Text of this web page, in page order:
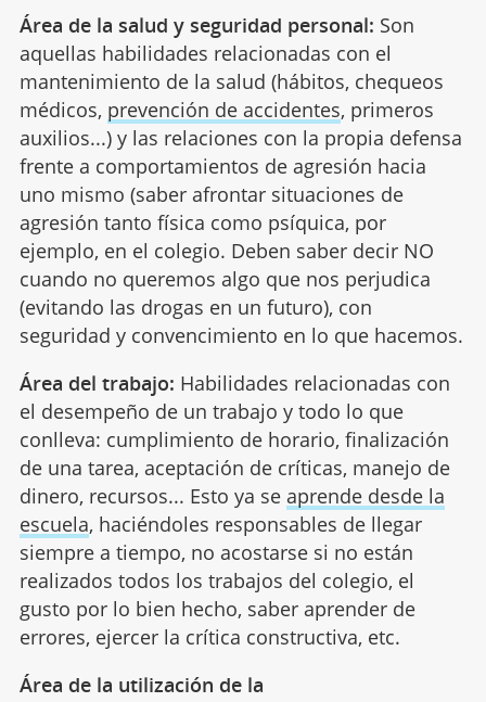
Área de la salud y seguridad personal: Son
aquellas habilidades relacionadas con el
mantenimiento de la salud (hábitos, chequeos
médicos, prevención de accidentes, primeros
auxilios...) y las relaciones con la propia defensa
frente a comportamientos de agresión hacia
uno mismo (saber afrontar situaciones de
agresión tanto física como psíquica, por
ejemplo, en el colegio. Deben saber decir NO
cuando no queremos algo que nos perjudica
(evitando las drogas en un futuro), con
seguridad y convencimiento en lo que hacemos.
Área del trabajo: Habilidades relacionadas con
el desempeño de un trabajo y todo lo que
conlleva: cumplimiento de horario, finalización
de una tarea, aceptación de críticas, manejo de
dinero, recursos... Esto ya se aprende desde la
escuela, haciéndoles responsables de llegar
siempre a tiempo, no acostarse si no están
realizados todos los trabajos del colegio, el
gusto por lo bien hecho, saber aprender de
errores, ejercer la crítica constructiva, etc.
Área de la utilización de la